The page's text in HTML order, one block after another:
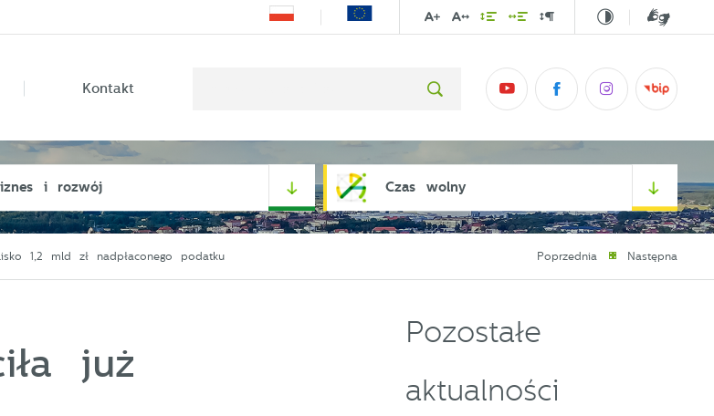
Kontakt
i rozwój Czas wolny
1,2 mld zł nadpłaconego podatku Poprzednia Następna
już
Pozostałe
aktualności